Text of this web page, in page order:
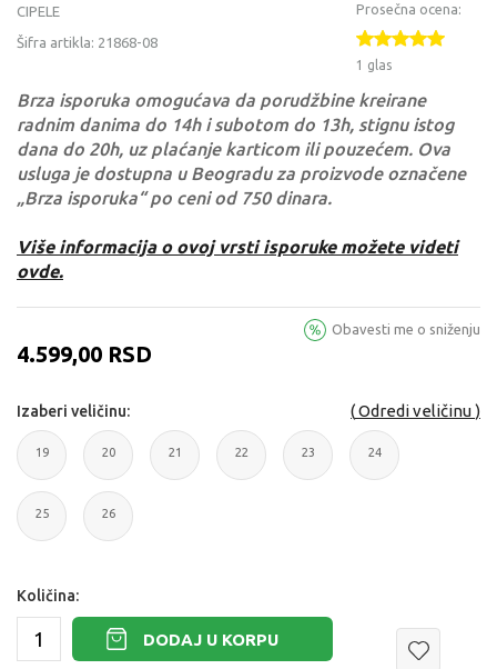
CIPELE
Šifra artikla: 21868-08
Prosečna ocena:
1 glas
Brza isporuka omogućava da porudžbine kreirane
radnim danima do 14h i subotom do 13h, stignu istog
dana do 20h, uz plaćanje karticom ili pouzećem. Ova
usluga je dostupna u Beogradu za proizvode označene
„Brza isporuka“ po ceni od 750 dinara.
Više informacija o ovoj vrsti isporuke možete videti
ovde.
4.599,00 RSD
Obavesti me o sniženju
Odredi veličinu
Izaberi veličinu:
19
19
20
20
21 22 23 24
25
26
Količina:
DODAJ U KORPU